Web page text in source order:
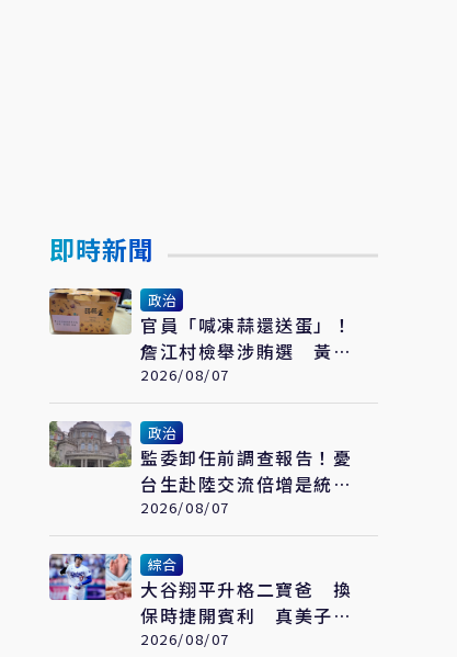
即時新聞
政治
官員「喊凍蒜還送蛋」！
詹江村檢舉涉賄選 黃世
杰競辦：扭曲事實
2026/08/07
政治
監委卸任前調查報告！憂
台生赴陸交流倍增是統
戰 賴士葆：台青終會認
清台獨手段
2026/08/07
綜合
大谷翔平升格二寶爸 換
保時捷開賓利 真美子包
辦全家飲食
2026/08/07